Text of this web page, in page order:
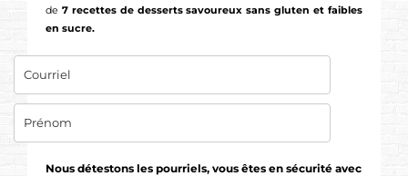
de 7 recettes de desserts savoureux sans gluten et faibles
en sucre.
Nous détestons les pourriels, vous êtes en sécurité avec